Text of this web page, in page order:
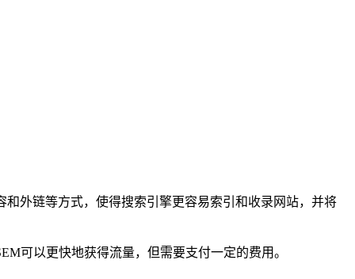
外链等方式，使得搜索引擎更容易索引和收录网站，并将
可以更快地获得流量，但需要支付一定的费用。